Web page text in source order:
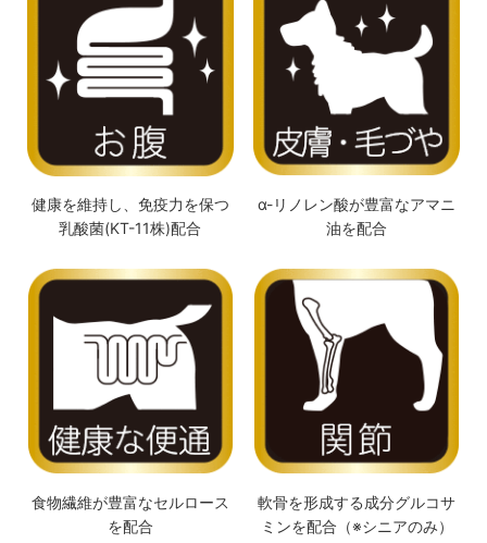
健康を維持し、免疫力を保つ
乳酸菌(KT-11株)配合
α-リノレン酸が豊富なアマニ
油を配合
食物繊維が豊富なセルロース
を配合
軟骨を形成する成分グルコサ
ミンを配合（※シニアのみ）